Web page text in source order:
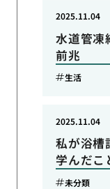
水道管凍
前兆
2025.11.04
生活
私が浴槽
学んだこ
2025.11.04
未分類